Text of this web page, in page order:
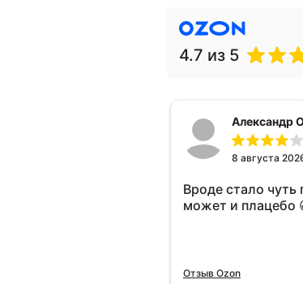
4.7 из 5
Александр
8 августа
Вроде стало чуть
может и плацебо
Отзыв Ozon